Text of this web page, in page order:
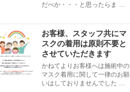
だべか・・・と思ったらま …
お客様、スタッフ共にマ
スクの着用は原則不要と
させていただきます
かねてよりお客様へは施術中の
マスク着用に関して一律のお願
いはしておりませんでした …